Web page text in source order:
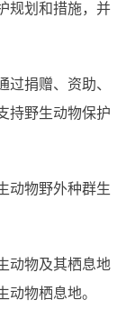
规划和措施，并
捐赠、资助、
持野生动物保护
物野外种群生
动物及其栖息地
动物栖息地。